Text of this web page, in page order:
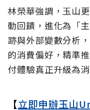
林榮華強調，玉山
動回饋，進化為「
跡與外部變數分析
的消費偏好，精準
付體驗真正升級為
【立即申辦玉山